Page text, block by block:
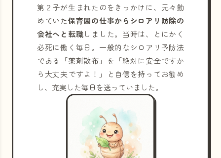
第２子が生まれたのをきっかけに、元々勤
めていた保育園の仕事からシロアリ防除の
会社へと転職しました。当時は、とにかく
必死に働く毎日。一般的なシロアリ予防法
である「薬剤散布」を「絶対に安全ですか
ら大丈夫ですよ！」と自信を持ってお勧め
し、充実した毎日を送っていました。